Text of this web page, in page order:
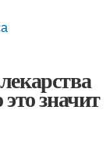
значит